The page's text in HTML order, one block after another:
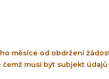
měsíce od obdržení
musí být subjekt